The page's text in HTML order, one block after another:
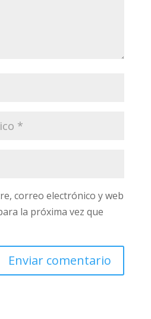
correo electrónico y web
la próxima vez que